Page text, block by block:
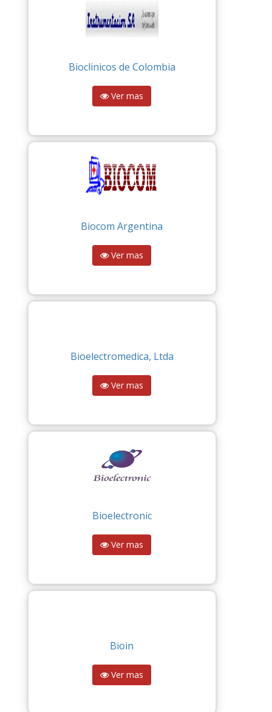
Bioclinicos de Colombia
Ver mas
Biocom Argentina
Ver mas
Bioelectromedica, Ltda
Ver mas
Bioelectronic
Ver mas
Bioin
Ver mas